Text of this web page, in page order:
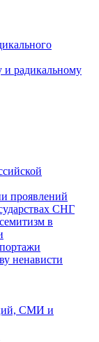
и радикальному
проявлений
СНГ
в
ненависти
СМИ и